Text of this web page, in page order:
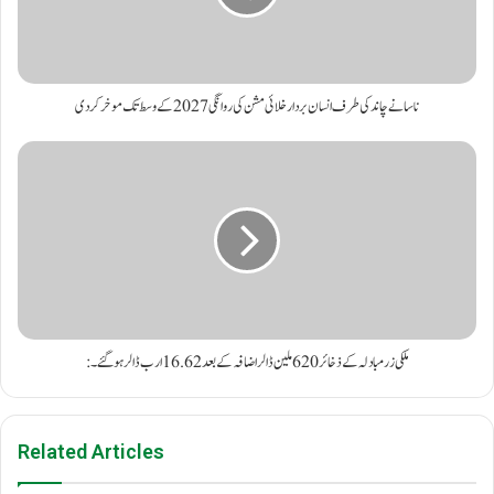
ناسا نے چاند کی طرف انسان بردار خلائی مشن کی روانگی 2027 کے وسط تک موخر کر دی
:ملکی زرمبادلہ کے ذخائر 620ملین ڈالر اضافہ کے بعد 16.62ارب ڈالرہوگئے۔
Related Articles